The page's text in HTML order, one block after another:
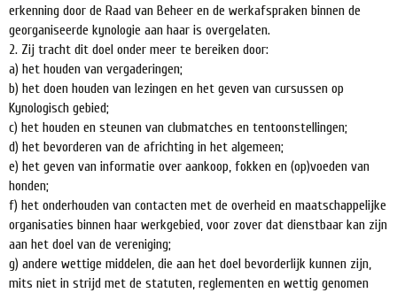
erkenning door de Raad van Beheer en de werkafspraken binnen de
georganiseerde kynologie aan haar is overgelaten.
2. Zij tracht dit doel onder meer te bereiken door:
a) het houden van vergaderingen;
b) het doen houden van lezingen en het geven van cursussen op
Kynologisch gebied;
c) het houden en steunen van clubmatches en tentoonstellingen;
d) het bevorderen van de africhting in het algemeen;
e) het geven van informatie over aankoop, fokken en (op)voeden van
honden;
f) het onderhouden van contacten met de overheid en maatschappelijke
organisaties binnen haar werkgebied, voor zover dat dienstbaar kan zijn
aan het doel van de vereniging;
g) andere wettige middelen, die aan het doel bevorderlijk kunnen zijn,
mits niet in strijd met de statuten, reglementen en wettig genomen